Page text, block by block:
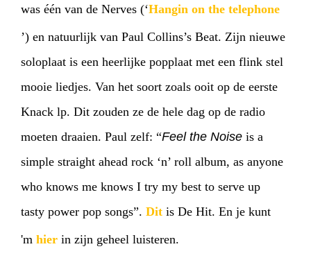
was één van de Nerves (‘Hangin on the telephone
’) en natuurlijk van Paul Collins’s Beat. Zijn nieuwe
soloplaat is een heerlijke popplaat met een flink stel
mooie liedjes. Van het soort zoals ooit op de eerste
Knack lp. Dit zouden ze de hele dag op de radio
moeten draaien. Paul zelf: “Feel the Noise is a
simple straight ahead rock ‘n’ roll album, as anyone
who knows me knows I try my best to serve up
tasty power pop songs”. Dit is De Hit. En je kunt
'm hier in zijn geheel luisteren.